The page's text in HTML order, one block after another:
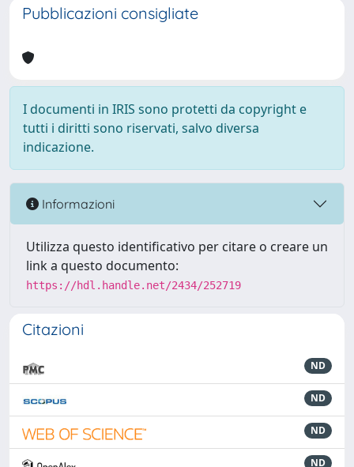
Pubblicazioni consigliate
I documenti in IRIS sono protetti da copyright e
tutti i diritti sono riservati, salvo diversa
indicazione.
Informazioni
Utilizza questo identificativo per citare o creare un
link a questo documento:
https://hdl.handle.net/2434/252719
Citazioni
ND
ND
ND
ND